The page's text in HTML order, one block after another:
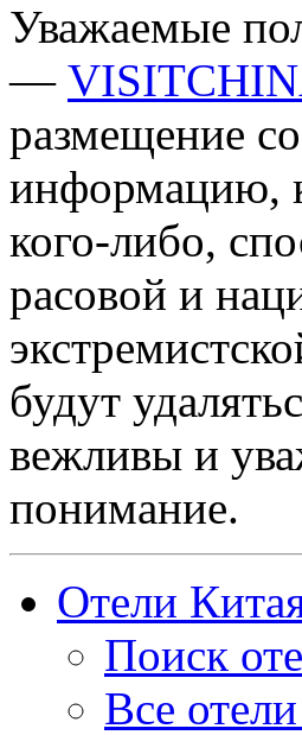
Уважаемые
—
размещение
информацию,
кого-либо,
расовой и
будут
вежливы и
понимание.
Отели
Поиск
Все